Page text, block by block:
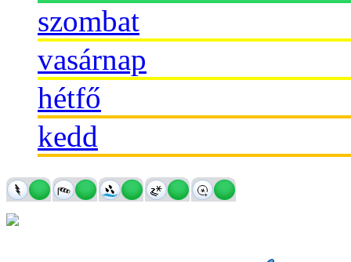
szombat
vasárnap
hétfő
kedd